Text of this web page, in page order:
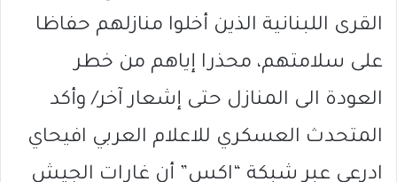
القرى اللبنانية الذين أخلوا منازلهم حفاظا
على سلامتهم، محذرا إياهم من خطر
العودة الى المنازل حتى إشعار آخر/ وأكد
المتحدث العسكري للاعلام العربي افيحاي
ادرعي عبر شبكة “اكس” أن غارات الجيش